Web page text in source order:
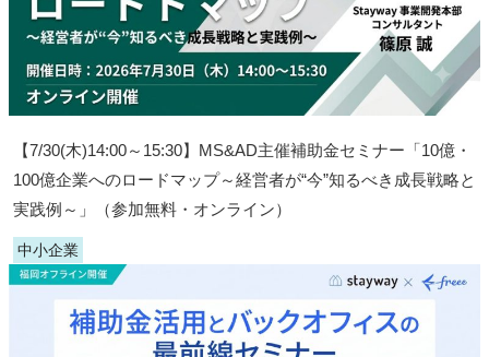
【7/30(木)14:00～15:30】MS&AD主催補助金セミナー「10億・
100億企業へのロードマップ～経営者が“今”知るべき成長戦略と
実践例～」（参加無料・オンライン）
中小企業